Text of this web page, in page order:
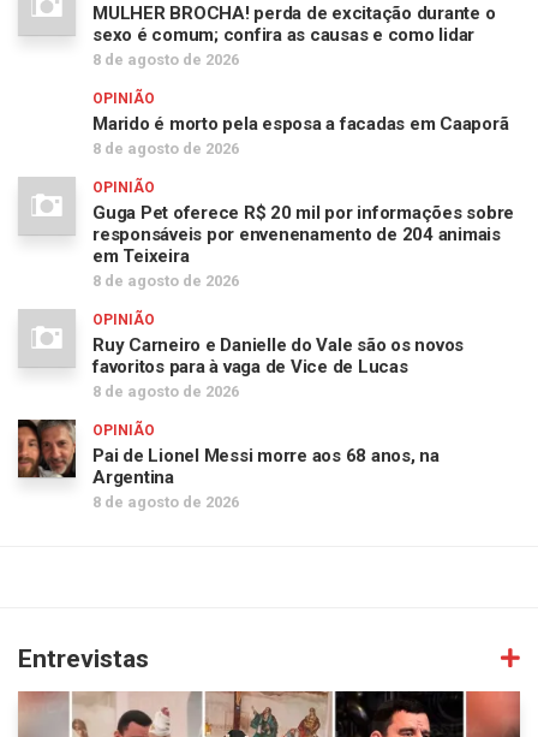
MULHER BROCHA! perda de excitação durante o
sexo é comum; confira as causas e como lidar
8 de agosto de 2026
OPINIÃO
Marido é morto pela esposa a facadas em Caaporã
8 de agosto de 2026
OPINIÃO
Guga Pet oferece R$ 20 mil por informações sobre
responsáveis por envenenamento de 204 animais
em Teixeira
8 de agosto de 2026
OPINIÃO
Ruy Carneiro e Danielle do Vale são os novos
favoritos para à vaga de Vice de Lucas
8 de agosto de 2026
OPINIÃO
Pai de Lionel Messi morre aos 68 anos, na
Argentina
8 de agosto de 2026
Entrevistas